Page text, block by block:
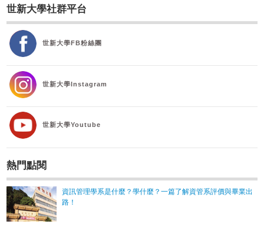
世新大學社群平台
世新大學FB粉絲團
世新大學Instagram
世新大學Youtube
熱門點閱
資訊管理學系是什麼？學什麼？一篇了解資管系評價與畢業出
路！